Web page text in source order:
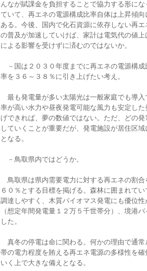
んなが賦課金を負担することで協力する形にな
ていて、再エネの電源構成比率自体は上昇傾向
ある。今後、国内で化石資源に依存しない再エ
の普及が加速していけば、家計は電気代の値上
による影響を受けずに済むのではないか。
－国は２０３０年度までに再エネの電源構成
率を３６～３８％に引き上げたい考え。
最も発電量が多い太陽光は一般家庭でも導
率が高い水力や昼夜発電可能な風力も安定し
げできれば、夢の数値ではない。ただ、どの
していくことが重要だが、発電施設が居住区
となる。
－鳥取県内ではどうか。
鳥取県は県内需要電力に対する再エネの割
６０％とする目標を掲げる。森林に囲まれて
調達しやすく、木質バイオマス発電にも優位
（想定年間発電量１２万５千世帯分）、境港
した。
真冬の停電は命に関わる。何かの理由で通
帯の電力程度を賄える再エネ電源の多様性を
いく上で大きな備えとなる。